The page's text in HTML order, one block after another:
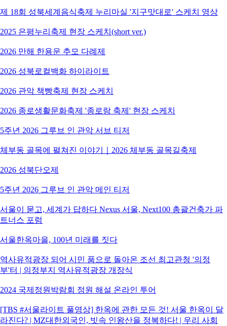
제 18회 성북세계음식축제 누리마실 '지구맛대로' 스케치 영상
2025 은평누리축제 현장 스케치(short ver.)
2026 만해 한용운 추모 다례제
2026 성북로컬백화 하이라이트
2026 관악 책빵축제 현장 스케치
2026 종로생활문화축제 '종로랑 축제' 현장 스케치
5주년 2026 그루브 인 관악 서브 티저
체부동 골목에 펼쳐진 이야기｜2026 체부동 골목길축제
2026 성북단오제
5주년 2026 그루브 인 관악 메인 티저
서울이 묻고, 세계가 답하다 Nexus 서울, Next100 총괄건축가 파
트너스 포럼
서울한옥마을, 100년 미래를 짓다
역사유적광장 되어 시민 품으로 돌아온 조선 최고관청 '의정
부'터 | 의정부지 역사유적광장 개장식
2024 국제정원박람회 정원 해설 온라인 투어
[TBS #서울라이트 풀영상] 한옥에 관한 모든 것! 서울 한옥이 달
라진다? | MZ대한외국인, 빗속 인왕산을 정복하다! | 우리 사회